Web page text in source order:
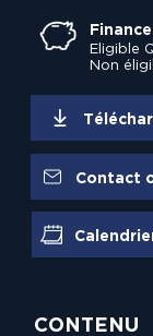
Eligible
Non
Contact
CONTENU